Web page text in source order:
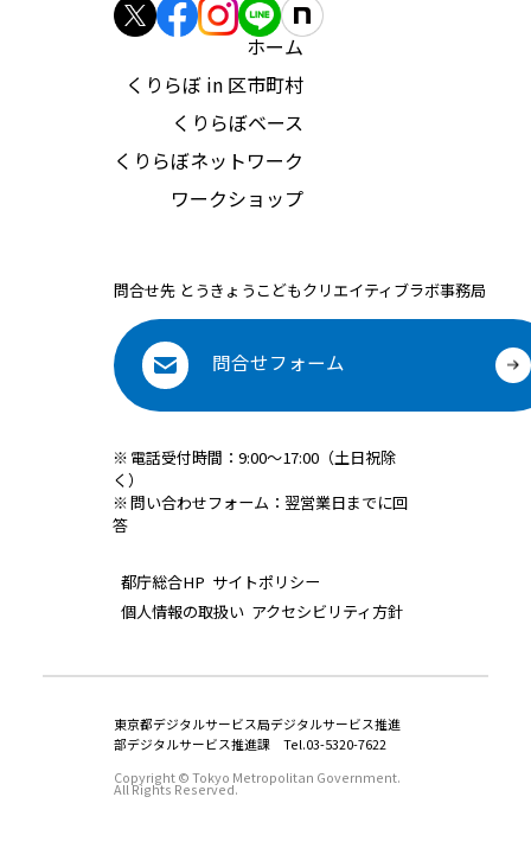
ホーム
くりらぼ in 区市町村
くりらぼベース
くりらぼネットワーク
ワークショップ
問合せ先 とうきょうこどもクリエイティブラボ事務局
問合せフォーム
※ 電話受付時間：9:00～17:00（土日祝除
く）
※問い合わせフォーム：翌営業日までに回
答
都庁総合HP サイトポリシー
個人情報の取扱い アクセシビリティ方針
東京都デジタルサービス局デジタルサービス推進
部デジタルサービス推進課 Tel.03-5320-7622
Copyright © Tokyo Metropolitan Government.
All Rights Reserved.